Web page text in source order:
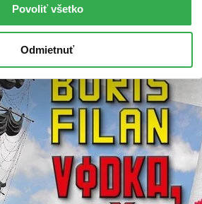
Povoliť všetko
Odmietnuť